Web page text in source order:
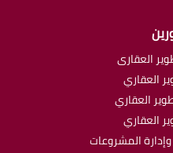
العقارى
العقاري
العقاري
العقاري
المشروعات